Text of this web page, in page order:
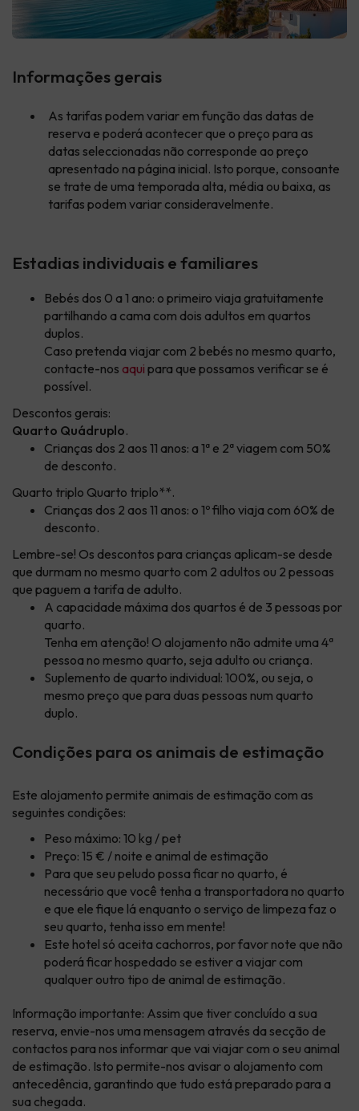
Informações gerais
As tarifas podem variar em função das datas de
reserva e poderá acontecer que o preço para as
datas seleccionadas não corresponde ao preço
apresentado na página inicial. Isto porque, consoante
se trate de uma temporada alta, média ou baixa, as
tarifas podem variar consideravelmente.
Estadias individuais e familiares
Bebés dos 0 a 1 ano: o primeiro viaja gratuitamente
partilhando a cama com dois adultos em quartos
duplos.
Caso pretenda viajar com 2 bebés no mesmo quarto,
contacte-nos aqui para que possamos verificar se é
possível.
Descontos gerais:
Quarto Quádruplo.
Crianças dos 2 aos 11 anos: a 1ª e 2ª viagem com 50%
de desconto.
Quarto triplo Quarto triplo**.
Crianças dos 2 aos 11 anos: o 1º filho viaja com 60% de
desconto.
Lembre-se! Os descontos para crianças aplicam-se desde
que durmam no mesmo quarto com 2 adultos ou 2 pessoas
que paguem a tarifa de adulto.
A capacidade máxima dos quartos é de 3 pessoas por
quarto.
Tenha em atenção! O alojamento não admite uma 4ª
pessoa no mesmo quarto, seja adulto ou criança.
Suplemento de quarto individual: 100%, ou seja, o
mesmo preço que para duas pessoas num quarto
duplo.
Condições para os animais de estimação
Este alojamento permite animais de estimação com as
seguintes condições:
Peso máximo: 10 kg / pet
Preço: 15 € / noite e animal de estimação
Para que seu peludo possa ficar no quarto, é
necessário que você tenha a transportadora no quarto
e que ele fique lá enquanto o serviço de limpeza faz o
seu quarto, tenha isso em mente!
Este hotel só aceita cachorros, por favor note que não
poderá ficar hospedado se estiver a viajar com
qualquer outro tipo de animal de estimação.
Informação importante: Assim que tiver concluído a sua
reserva, envie-nos uma mensagem através da secção de
contactos para nos informar que vai viajar com o seu animal
de estimação. Isto permite-nos avisar o alojamento com
antecedência, garantindo que tudo está preparado para a
sua chegada.